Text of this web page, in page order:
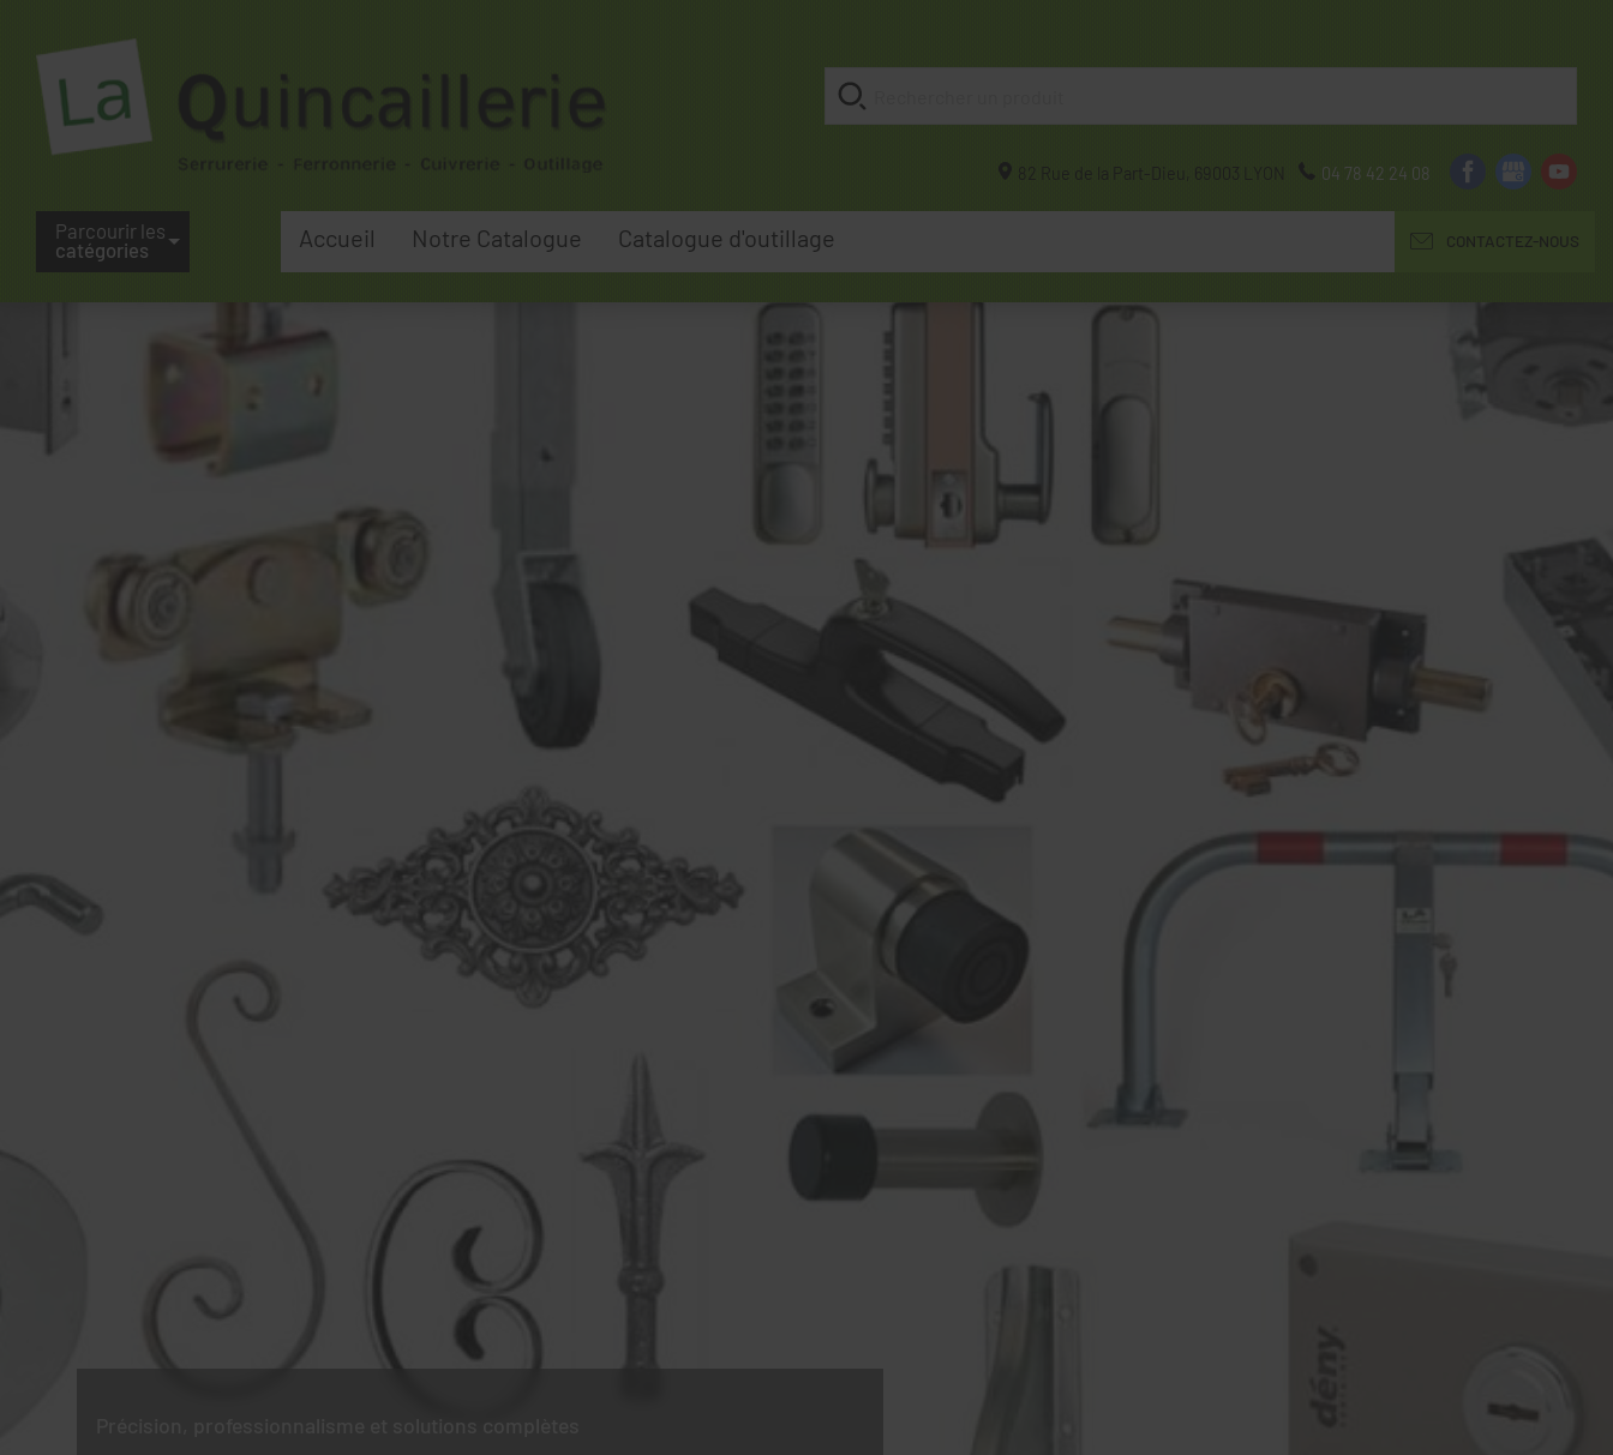
82 Rue de la Part-Dieu, 69003 LYON 04 78 42 24 08
Parcourir les
catégories
Accueil Notre Catalogue Catalogue d'outillage CONTACTEZ-NOUS